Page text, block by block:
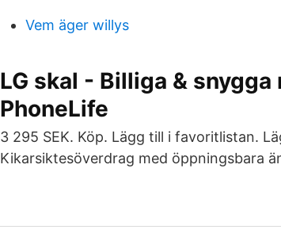
Vem äger willys
LG skal - Billiga &
PhoneLife
3 295 SEK. Köp. Lägg till i favoritlistan.
Kikarsiktesöverdrag med öppningsbara